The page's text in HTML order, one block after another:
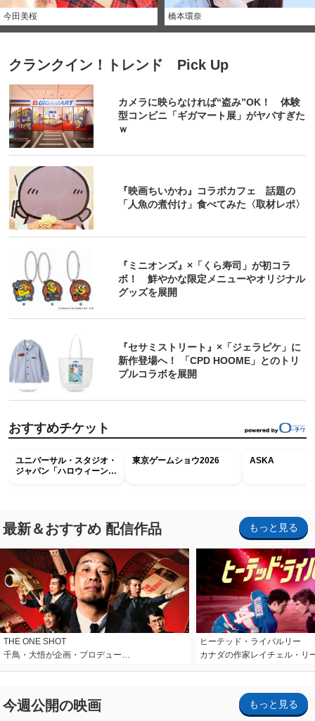
今田美桜 橋本環奈
クランクイン！トレンド Pick Up
カメラに映らなければ“盗み”OK！ 体験
型コンビニ「ギガマート展」がヤバすぎた
ｗ
『映画ちいかわ』コラボカフェ 話題の
「人魚の煮付け」食べてみた〈取材レポ〉
『ミニオンズ』×「くら寿司」が初コラ
ボ！ 鮮やかな限定メニューやオリジナル
グッズを展開
『セサミストリート』×「ジェラピケ」に
新作登場へ！ 「CPD HOOME」とのトリ
プルコラボを展開
おすすめチケット
ユニバーサル・スタジオ・
ジャパン「ハロウィーン・
東京ゲームショウ2026 ASKA
最新＆おすすめ 配信作品 もっと見る
THE ONE SHOT
千鳥・大悟が企画・プロデュー…
ヒーテッド・ライバルリー
カナダの作家レイチェル・リ
今週公開の映画 もっと見る